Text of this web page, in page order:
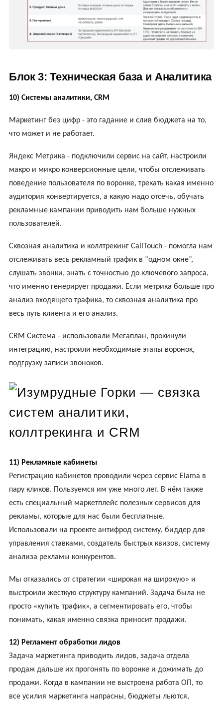
Блок 3: Техническая база и Аналитика
10) Системы аналитики, CRM
Маркетинг без цифр - это гадание и слив бюджета на то,
что может и не работает.
Яндекс Метрика - подключили сервис на сайт, настроили
макро и микро конверсионные цели, чтобы отслеживать
поведение пользователя по воронке, трекать какая именно
аудитория конвертируется, а какую надо отсечь, обучать
рекламные кампании приводить нам больше нужных
пользователей.
Сквозная аналитика и коллтрекинг CallTouch - помогла нам
отслеживать весь рекламный трафик в “одном окне”,
слушать звонки, знать с точностью до ключевого запроса,
что именно генерирует продажи. Если метрика больше про
анализ входящего трафика, то сквозная аналитика про
весь путь клиента и его анализ.
CRM Система - использовали Мегаплан, прокинули
интеграцию, настроили необходимые этапы воронок,
подгрузку записи звоноков.
11) Рекламные кабинеты
Регистрацию кабинетов проводили через сервис Elama в
пару кликов. Пользуемся им уже много лет. В нём также
есть специальный маркетплейс полезных сервисов для
рекламы, которые для нас были бесплатные.
Использовали на проекте антифрод систему, биддер для
управления ставками, создатель быстрых квизов, систему
анализа рекламы конкурентов.
Мы отказались от стратегии «широкая на широкую» и
выстроили жесткую структуру кампаний. Задача была не
просто «купить трафик», а сегментировать его, чтобы
понимать, какая именно связка приносит продажи.
12) Регламент обработки лидов
Задача маркетинга приводить лидов, задача отдела
продаж дальше их прогонять по воронке и дожимать до
продажи. Когда в кампании не выстроена работа ОП, то
все усилия маркетинга напрасны, бюджеты льются,